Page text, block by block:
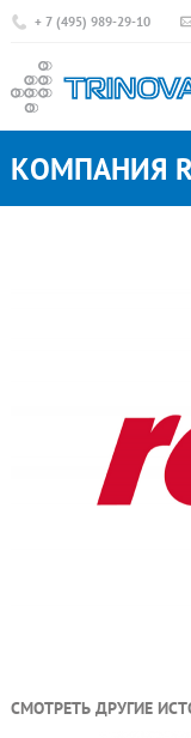
+ 7 (495) 989-29-10
КОМПАНИЯ
СМОТРЕТЬ ДРУГИЕ